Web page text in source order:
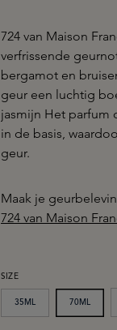
724 van Maison
verfrissende
bergamot en
geur een luchtig
jasmijn Het parfum
in de basis,
geur.
Maak je
724 van Maison
SELECTEER
SIZE
35ML 70ML